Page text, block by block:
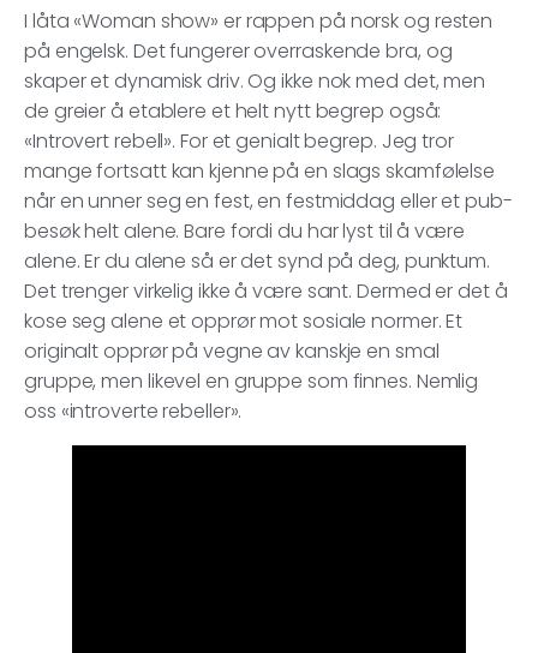
I låta «Woman show» er rappen på norsk og resten
på engelsk. Det fungerer overraskende bra, og
skaper et dynamisk driv. Og ikke nok med det, men
de greier å etablere et helt nytt begrep også:
«Introvert rebell». For et genialt begrep. Jeg tror
mange fortsatt kan kjenne på en slags skamfølelse
når en unner seg en fest, en festmiddag eller et pub-
besøk helt alene. Bare fordi du har lyst til å være
alene. Er du alene så er det synd på deg, punktum.
Det trenger virkelig ikke å være sant. Dermed er det å
kose seg alene et opprør mot sosiale normer. Et
originalt opprør på vegne av kanskje en smal
gruppe, men likevel en gruppe som finnes. Nemlig
oss «introverte rebeller».